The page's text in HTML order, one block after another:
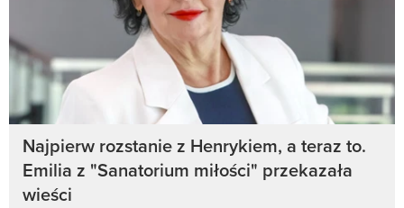
Najpierw rozstanie z Henrykiem, a teraz to.
Emilia z "Sanatorium miłości" przekazała
wieści